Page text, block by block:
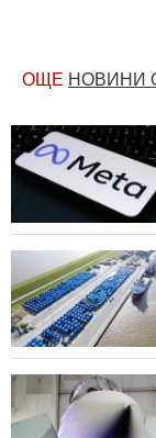
ОЩЕ НОВИНИ